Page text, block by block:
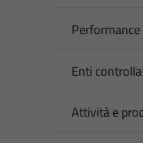
Performance
Enti
Attività e